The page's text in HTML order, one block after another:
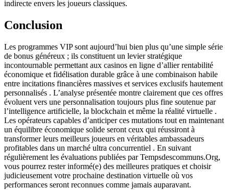
indirecte envers les joueurs classiques.
Conclusion
Les programmes VIP sont aujourd’hui bien plus qu’une simple série
de bonus généreux ; ils constituent un levier stratégique
incontournable permettant aux casinos en ligne d’allier rentabilité
économique et fidélisation durable grâce à une combinaison habile
entre incitations financières massives et services exclusifs hautement
personnalisés . L’analyse présentée montre clairement que ces offres
évoluent vers une personnalisation toujours plus fine soutenue par
l’intelligence artificielle, la blockchain et même la réalité virtuelle .
Les opérateurs capables d’anticiper ces mutations tout en maintenant
un équilibre économique solide seront ceux qui réussiront à
transformer leurs meilleurs joueurs en véritables ambassadeurs
profitables dans un marché ultra concurrentiel . En suivant
régulièrement les évaluations publiées par Tempsdescommuns.Org,
vous pourrez rester informé(e) des meilleures pratiques et choisir
judicieusement votre prochaine destination virtuelle où vos
performances seront reconnues comme jamais auparavant.